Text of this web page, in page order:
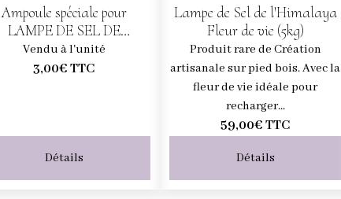
Ampoule spéciale pour
LAMPE DE SEL DE
L'HIMALAYA ou de
SELENITE (15 watt)
Vendu à l'unité
3,00€TTC
Détails
Lampe de Sel de l'Himalaya
Fleur de vie (5kg)
Produit rare de Création
artisanale sur pied bois. Avec la
fleur de vie idéale pour
recharger...
59,00€TTC
Détails